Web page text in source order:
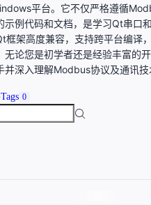
平台。它不仅严格遵循
示例代码和文档，是学习Qt串口
框架高度兼容，支持跨平台编译
无论您是初学者还是经验丰富的
深入理解Modbus协议及通讯技
Tags 0